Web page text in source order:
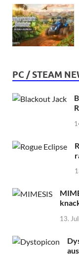
PC / STEAM
13.